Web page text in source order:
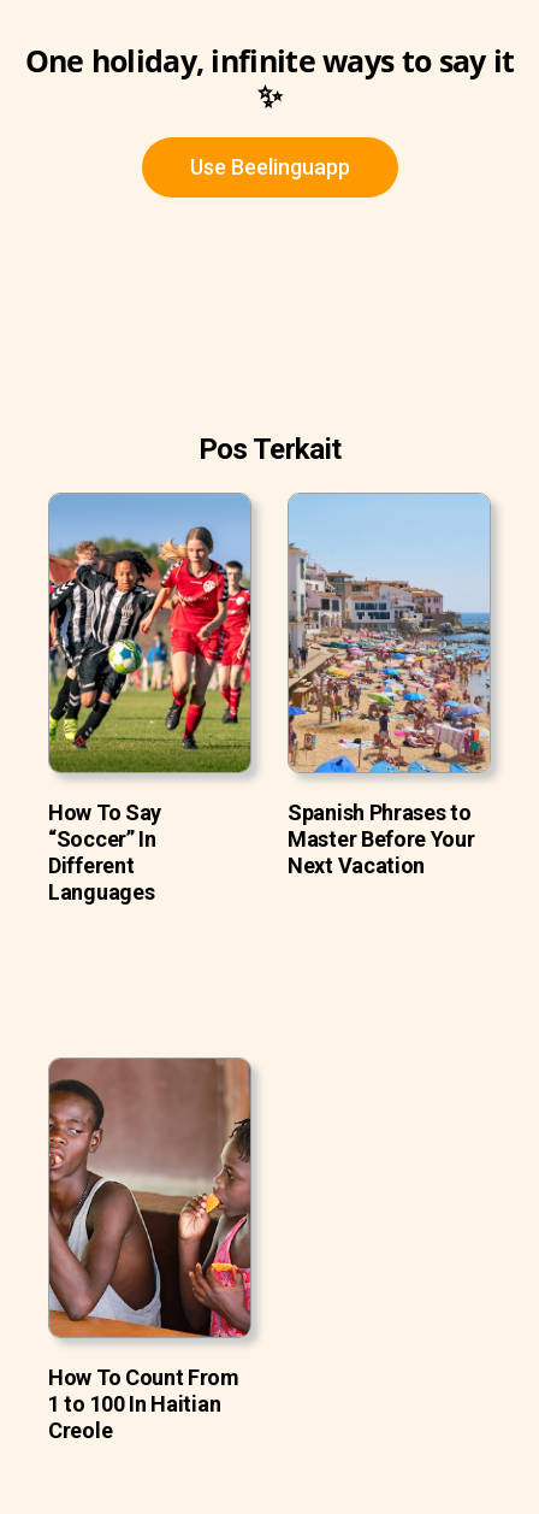
One holiday, infinite ways to say it
✨
Use Beelinguapp
Pos Terkait
How To Say
“Soccer” In
Different
Languages
Spanish Phrases to
Master Before Your
Next Vacation
How To Count From
1 to 100 In Haitian
Creole